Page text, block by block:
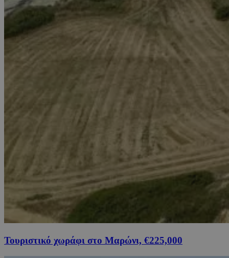
Τουριστικό χωράφι στο Μαρώνι, €225,000